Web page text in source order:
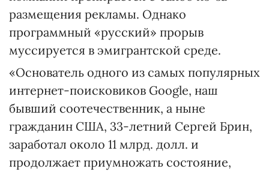
размещения рекламы. Однако
программный «русский» прорыв
муссируется в эмигрантской среде.
«Основатель одного из самых популярных
интернет-поисковиков Google, наш
бывший соотечественник, а ныне
гражданин США, 33-летний Сергей Брин,
заработал около 11 млрд. долл. и
продолжает приумножать состояние,